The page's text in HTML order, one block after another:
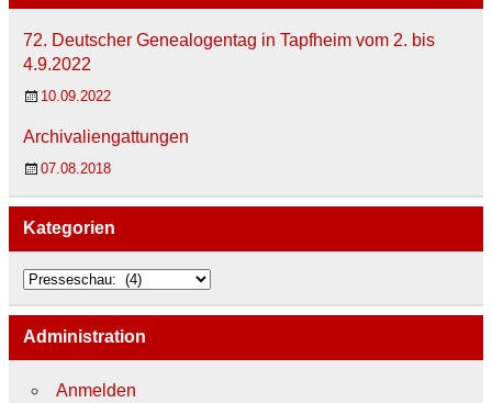
72. Deutscher Genealogentag in Tapfheim vom 2. bis
4.9.2022
10.09.2022
Archivaliengattungen
07.08.2018
Kategorien
K
a
t
e
g
o
Administration
Anmelden